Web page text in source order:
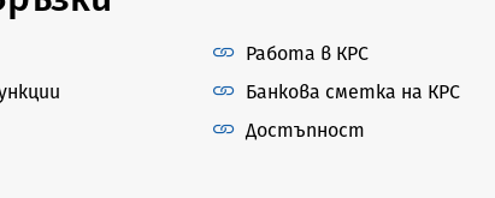
Работа в КРС
Банкова сметка на КРС
Достъпност